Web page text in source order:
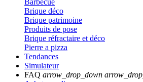
Brique déco
Brique patrimoine
Produits de pose
Brique réfractaire et déco
Pierre a pizza
Tendances
Simulateur
FAQ arrow_drop_down